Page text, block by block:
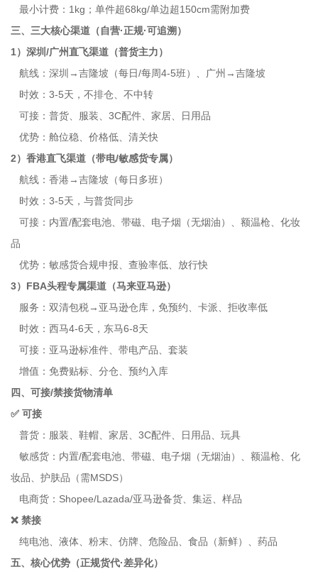
最小计费：1kg；单件超68kg/单边超150cm需附加费
三、三大核心渠道（自营·正规·可追溯）
1）深圳/广州直飞渠道（普货主力）
航线：深圳→吉隆坡（每日/每周4-5班）、广州→吉隆坡
时效：3-5天，不排仓、不中转
可接：普货、服装、3C配件、家居、日用品
优势：舱位稳、价格低、清关快
2）香港直飞渠道（带电/敏感货专属）
航线：香港→吉隆坡（每日多班）
时效：3-5天，与普货同步
可接：内置/配套电池、带磁、电子烟（无烟油）、额温枪、化妆
品
优势：敏感货合规申报、查验率低、放行快
3）FBA头程专属渠道（马来亚马逊）
服务：双清包税→亚马逊仓库，免预约、卡派、拒收率低
时效：西马4-6天，东马6-8天
可接：亚马逊标准件、带电产品、套装
增值：免费贴标、分仓、预约入库
四、可接/禁接货物清单
✅ 可接
普货：服装、鞋帽、家居、3C配件、日用品、玩具
敏感货：内置/配套电池、带磁、电子烟（无烟油）、额温枪、化
妆品、护肤品（需MSDS）
电商货：Shopee/Lazada/亚马逊备货、集运、样品
❌ 禁接
纯电池、液体、粉末、仿牌、危险品、食品（新鲜）、药品
五、核心优势（正规货代·差异化）